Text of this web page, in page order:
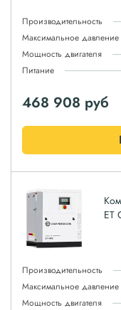
Производительность
Максимальное давление
Мощность двигателя
Питание
468 908 руб
ET
Производительность
Максимальное давление
Мощность двигателя